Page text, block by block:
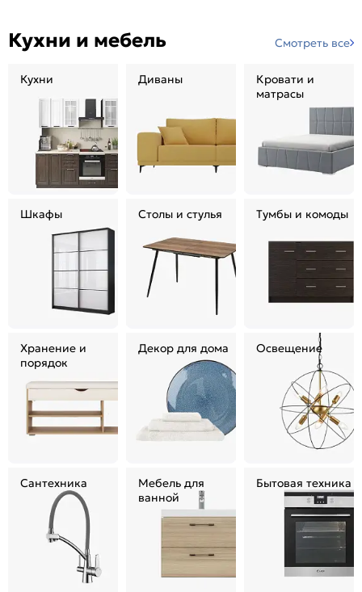
Кухни и мебель Смотреть все
Кухни Диваны
Кровати и
матрасы
Шкафы Столы и стулья Тумбы и комоды
Хранение и
порядок
Декор для дома Освещение
Сантехника
Мебель для
ванной
Бытовая техника